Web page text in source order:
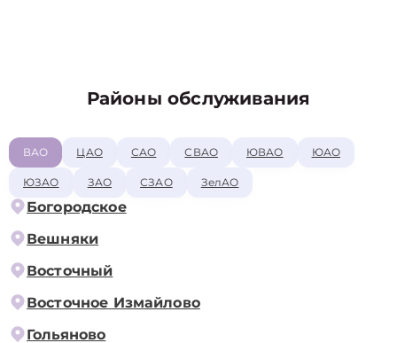
Районы обслуживания
ВАО ЦАО САО СВАО ЮВАО ЮАО
ЮЗАО ЗАО СЗАО ЗелАО
Богородское
Вешняки
Восточный
Восточное Измайлово
Гольяново